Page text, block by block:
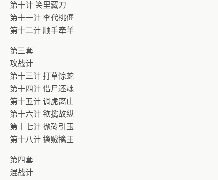
第十计 笑里藏刀
第十一计 李代桃僵
第十二计 顺手牵羊
第三套
攻战计
第十三计 打草惊蛇
第十四计 借尸还魂
第十五计 调虎离山
第十六计 欲擒故纵
第十七计 抛砖引玉
第十八计 擒贼擒王
第四套
混战计